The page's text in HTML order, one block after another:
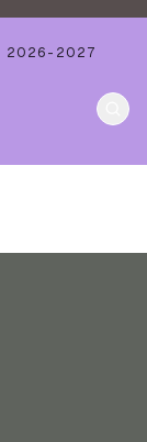
2026-2027